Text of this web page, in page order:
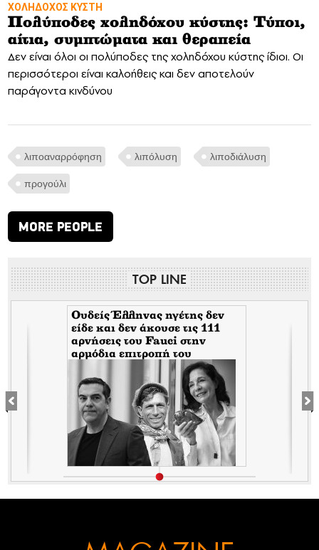
ΧΟΛΗΔΟΧΟΣ ΚΥΣΤΗ
Πολύποδες χοληδόχου κύστης: Τύποι,
αίτια, συμπτώματα και θεραπεία
Δεν είναι όλοι οι πολύποδες της χοληδόχου κύστης ίδιοι. Οι
περισσότεροι είναι καλοήθεις και δεν αποτελούν
παράγοντα κινδύνου
λιποαναρρόφηση λιπόλυση λιποδιάλυση
προγούλι
MORE PEOPLE
TOP LINE
Ουδείς Έλληνας ηγέτης δεν
είδε και δεν άκουσε τις 111
αρνήσεις του Fauci στην
αρμόδια επιτροπή του
Κογκρέσου. Δείτε γιατί!